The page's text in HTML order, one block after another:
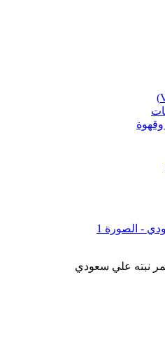
نبته علي سعودي